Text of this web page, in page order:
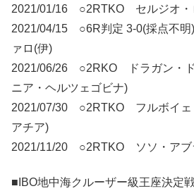
2021/01/16 ○2RTKO セルジオ・
2021/04/15 ○6R判定 3-0(採点不
ァロ(伊)
2021/06/26 ○2RKO ドラガン・ド
ニア・ヘルツェゴビナ)
2021/07/30 ○2RTKO フルボイェ
アチア)
2021/11/20 ○2RTKO ソソ・アブ
■IBO地中海クルーザー級王座決定